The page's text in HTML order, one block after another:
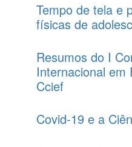
Tempo de tela e
físicas de
Resumos do I
Internacional em
Ccief
Covid-19 e a